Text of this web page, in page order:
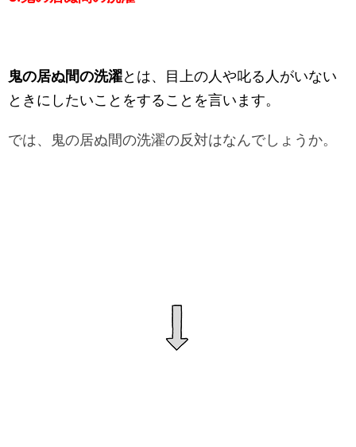
鬼の居ぬ間の洗濯とは、目上の人や叱る人がいない
ときにしたいことをすることを言います。
では、鬼の居ぬ間の洗濯の反対はなんでしょうか。